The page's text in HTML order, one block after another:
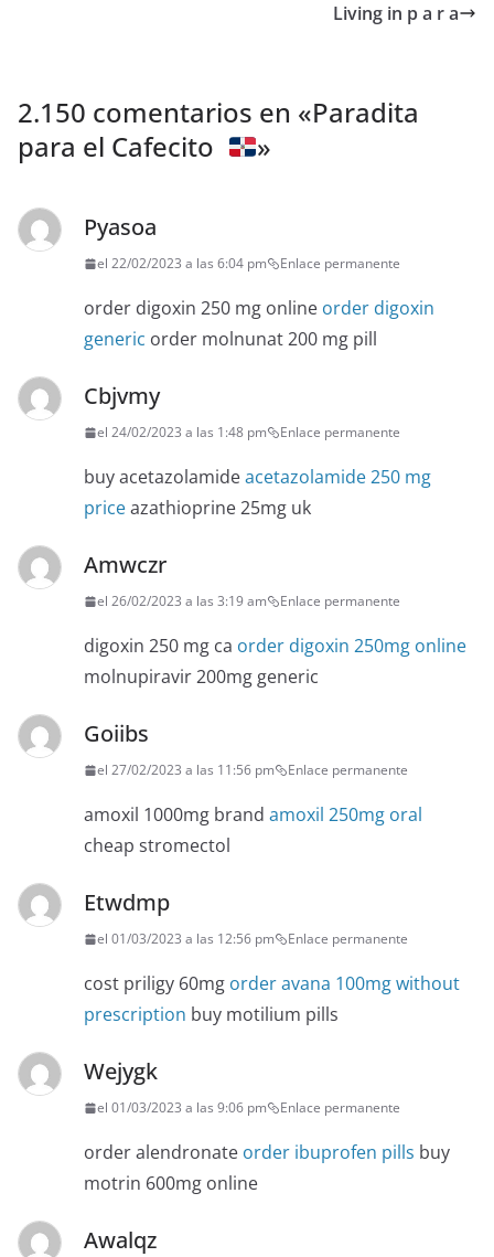
Living in p a r a
2.150 comentarios en «Paradita
para el Cafecito
»
Pyasoa
el 22/02/2023 a las 6:04 pm Enlace permanente
order digoxin 250 mg online order digoxin
generic order molnunat 200 mg pill
Cbjvmy
el 24/02/2023 a las 1:48 pm Enlace permanente
buy acetazolamideacetazolamide 250 mg
priceazathioprine 25mg uk
Amwczr
el 26/02/2023 a las 3:19 am Enlace permanente
digoxin 250 mg ca order digoxin 250mg online
molnupiravir 200mg generic
Goiibs
el 27/02/2023 a las 11:56 pm Enlace permanente
amoxil 1000mg brand amoxil 250mg oral
cheap stromectol
Etwdmp
el 01/03/2023 a las 12:56 pm Enlace permanente
cost priligy 60mg order avana 100mg without
prescription buy motilium pills
Wejygk
el 01/03/2023 a las 9:06 pm Enlace permanente
order alendronate order ibuprofen pills buy
motrin 600mg online
Awalqz